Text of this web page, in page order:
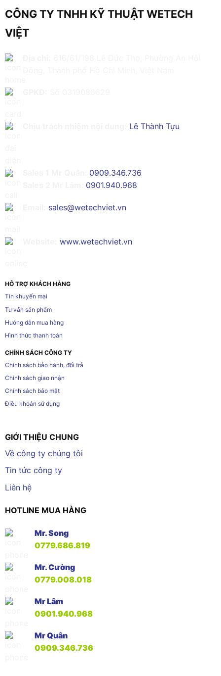
CÔNG TY TNHH KỸ THUẬT WETECH
VIỆT
Lê Thành Tựu
0909.346.736
0901.940.968
sales@wetechviet.vn
www.wetechviet.vn
HỖ TRỢ KHÁCH HÀNG
Tin khuyến mại
Tư vấn sản phẩm
Hướng dẫn mua hàng
Hình thức thanh toán
CHÍNH SÁCH CÔNG TY
Chính sách bảo hành, đổi trả
Chính sách giao nhận
Chính sách bảo mật
Điều khoản sử dụng
GIỚI THIỆU CHUNG
Về công ty chúng tôi
Tin tức công ty
Liên hệ
HOTLINE MUA HÀNG
Mr. Song
0779.686.819
Mr. Cường
0779.008.018
Mr Lâm
0901.940.968
Mr Quân
0909.346.736